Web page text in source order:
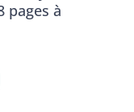
pages à